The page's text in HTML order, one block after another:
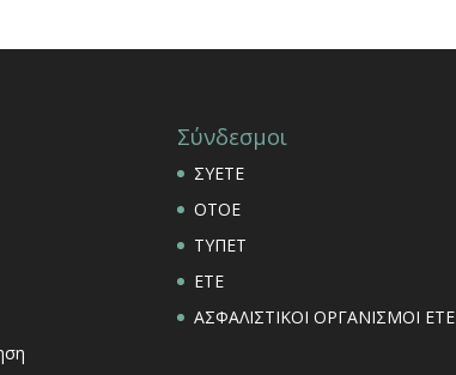
Σύνδεσμοι
ΣΥΕΤΕ
ΟΤΟΕ
ΤΥΠΕΤ
ΕΤΕ
ΑΣΦΑΛΙΣΤΙΚΟΙ ΟΡΓΑΝΙΣΜΟΙ ΕΤΕ